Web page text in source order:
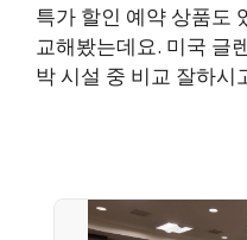
특가 할인 예약 상품도
교해봤는데요. 미국 글
박 시설 중 비교 잘하시